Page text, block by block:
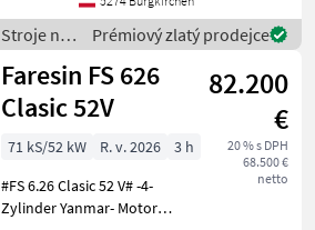
Lasthaken drehbar -man.
Ventilbl
Stroje na
stavbu /
Faresin
Prémiový zlatý prodejce
Faresin FS 626
Clasic 52V
82.200
€
20 % s DPH
68.500 €
netto
71 kS/52 kW R. v. 2026
3 h
#FS 6.26 Clasic 52 V# -4-
Zylinder Yanmar- Motor